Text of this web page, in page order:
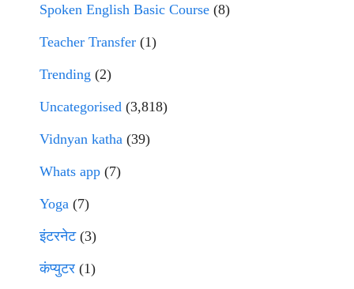
Spoken English Basic Course (8)
Teacher Transfer (1)
Trending (2)
Uncategorised (3,818)
Vidnyan katha (39)
Whats app (7)
Yoga (7)
इंटरनेट(3)
कंप्युटर (1)